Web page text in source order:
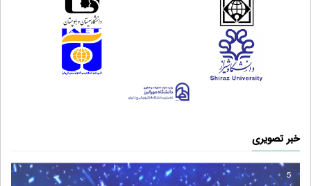
خبر تصویری
5